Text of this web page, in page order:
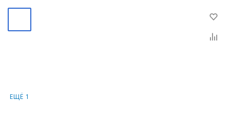
ЕЩЁ 1